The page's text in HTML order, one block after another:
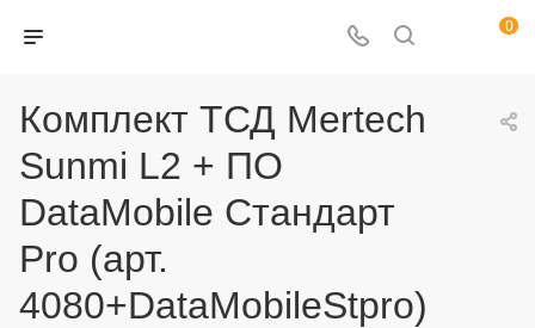
0
Комплект ТСД Mertech
Sunmi L2 + ПО
DataMobile Стандарт
Pro (арт.
4080+DataMobileStpro)